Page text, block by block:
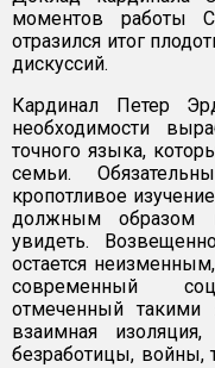
моментов работы
отразился итог
дискуссий.
Кардинал Петер
необходимости
точного языка,
семьи.
кропотливое
должным образом
увидеть.
остается
современный
отмеченный такими
взаимная изоляция,
безработицы, войны,